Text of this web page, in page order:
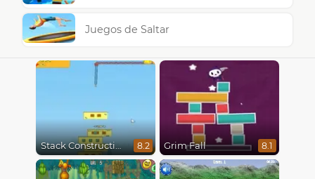
Juegos de Saltar
Stack Construction 8.2 Grim Fall 8.1